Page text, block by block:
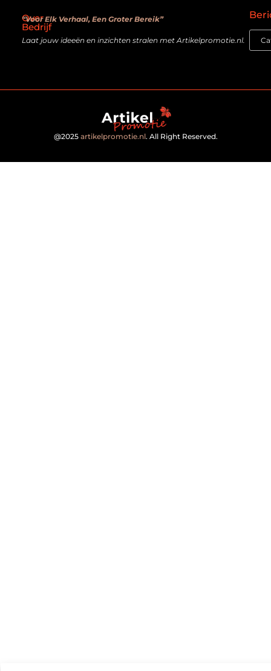
Over
Bedrijf
“Voor Elk Verhaal, Een Groter Bereik”
Laat jouw ideeën en inzichten stralen met Artikelpromotie.nl.
@2025 artikelpromotie.nl. All Right Reserved.